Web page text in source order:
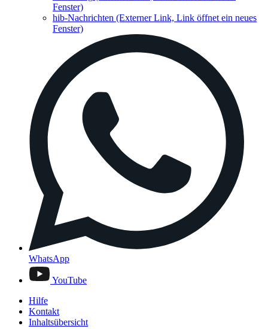
Fenster)
hib-Nachrichten (Externer Link, Link öffnet ein neues
Fenster)
WhatsApp
YouTube
Hilfe
Kontakt
Inhaltsübersicht